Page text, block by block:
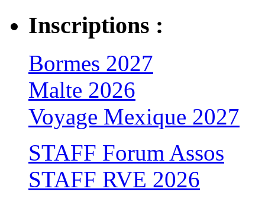
Inscriptions :
Bormes 2027
Malte 2026
Voyage Mexique 2027
STAFF Forum Assos
STAFF RVE 2026